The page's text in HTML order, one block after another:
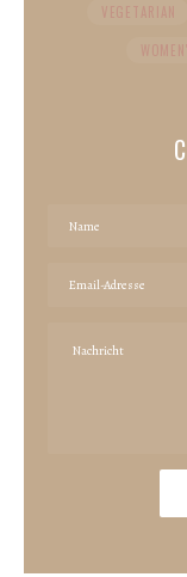
VEGETARIAN